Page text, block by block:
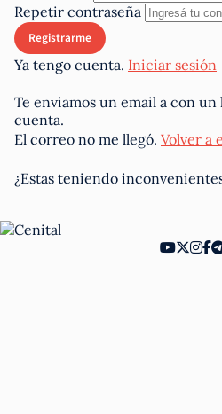
Repetir contraseña
Ya tengo cuenta. Iniciar sesión
Te enviamos un email a con un
cuenta.
El correo no me llegó. Volver a
¿Estas teniendo